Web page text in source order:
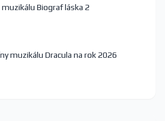
Biograf láska 2
muzikálu Dracula na rok 2026